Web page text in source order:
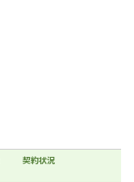
契約状況